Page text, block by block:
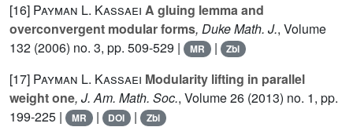
[16] Payman L. Kassaei A gluing lemma and
overconvergent modular forms, Duke Math. J., Volume
132 (2006) no. 3, pp. 509-529 | MR | Zbl
[17] Payman L. Kassaei Modularity lifting in parallel
weight one, J. Am. Math. Soc., Volume 26 (2013) no. 1, pp.
199-225 |
MR | DOI | Zbl